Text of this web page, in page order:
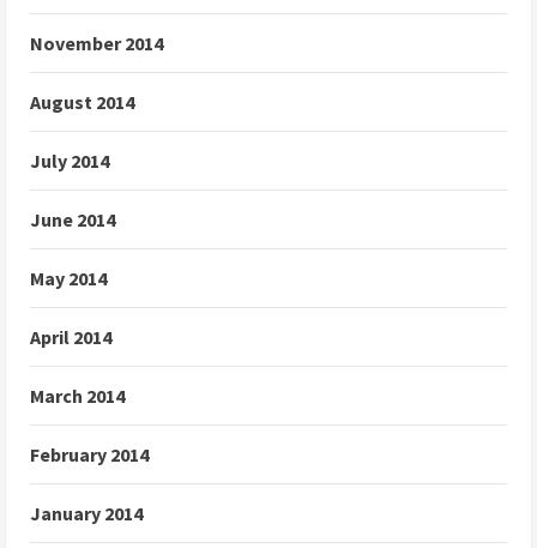
November 2014
August 2014
July 2014
June 2014
May 2014
April 2014
March 2014
February 2014
January 2014